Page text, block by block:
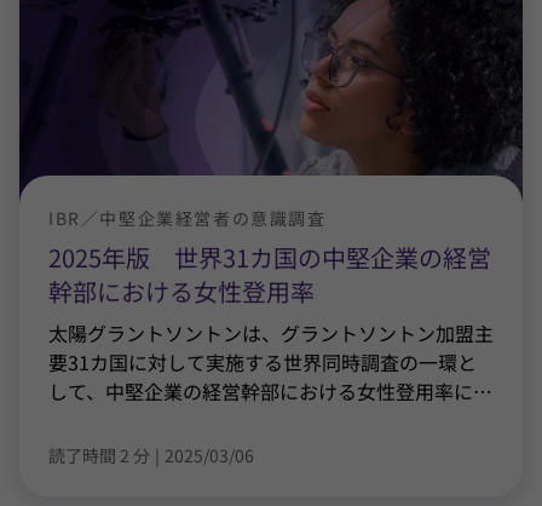
2025年版 世界31カ国の中堅企業の経営
幹部における女性登用率
IBR／中堅企業経営者の意識調査
太陽グラントソントンは、グラントソントン加盟主
要31カ国に対して実施する世界同時調査の一環と
して、中堅企業の経営幹部における女性登用率に…
読了時間 2 分 | 2025/03/06